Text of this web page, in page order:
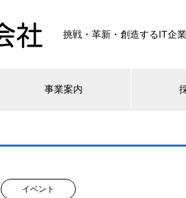
挑戦・革新・創造するIT企業
事業案内
イベント